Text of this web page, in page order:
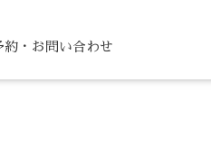
約・お問い合わせ